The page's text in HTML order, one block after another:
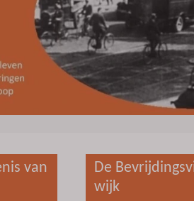
van
De
wijk